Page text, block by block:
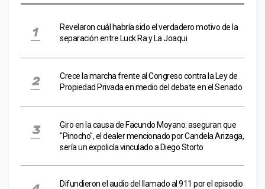
Revelaron cuál habría sido el verdadero motivo de la
separación entre Luck Ra y La Joaqui
Crece la marcha frente al Congreso contra la Ley de
Propiedad Privada en medio del debate en el Senado
Giro en la causa de Facundo Moyano: aseguran que
"Pinocho", el dealer mencionado por Candela Arizaga,
sería un expolicía vinculado a Diego Storto
Difundieron el audio del llamado al 911 por el episodio